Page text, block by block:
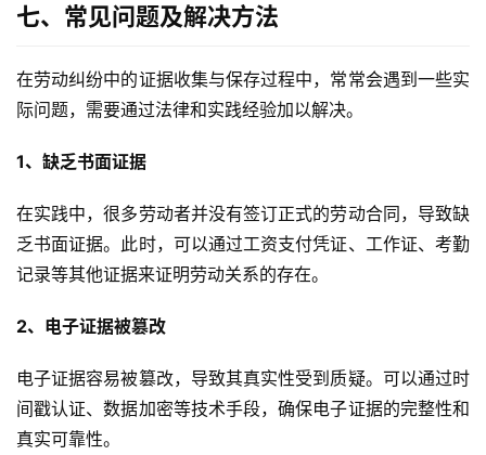
七、常见问题及解决方法
在劳动纠纷中的证据收集与保存过程中，常常会遇到一些实
际问题，需要通过法律和实践经验加以解决。
1、缺乏书面证据
在实践中，很多劳动者并没有签订正式的劳动合同，导致缺
乏书面证据。此时，可以通过工资支付凭证、工作证、考勤
记录等其他证据来证明劳动关系的存在。
2、电子证据被篡改
电子证据容易被篡改，导致其真实性受到质疑。可以通过时
间戳认证、数据加密等技术手段，确保电子证据的完整性和
真实可靠性。